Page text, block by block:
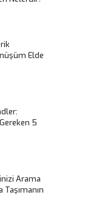
Elde
5
Arama
Taşımanın